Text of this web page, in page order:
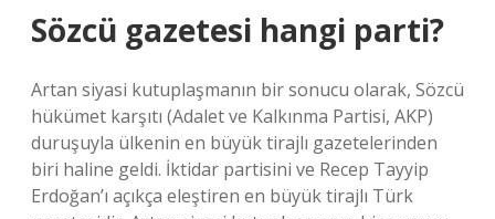
Sözcü gazetesi hangi parti?
Artan siyasi kutuplaşmanın bir sonucu olarak, Sözcü
hükümet karşıtı (Adalet ve Kalkınma Partisi, AKP)
duruşuyla ülkenin en büyük tirajlı gazetelerinden
biri haline geldi. İktidar partisini ve Recep Tayyip
Erdoğan’ı açıkça eleştiren en büyük tirajlı Türk